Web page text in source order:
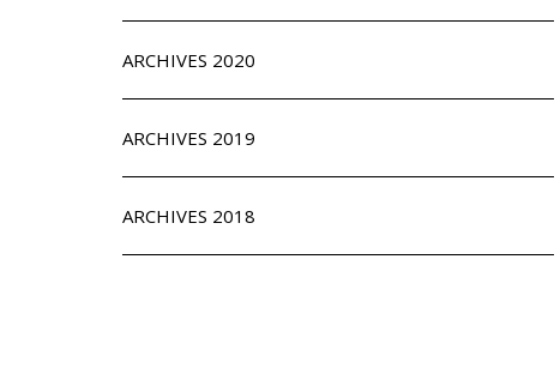
ARCHIVES 2020
ARCHIVES 2019
ARCHIVES 2018